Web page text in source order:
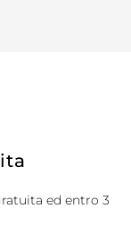
ed entro 3